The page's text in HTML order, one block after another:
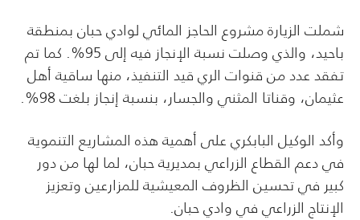
شملت الزيارة مشروع الحاجز المائي لوادي حبان بمنطقة
باحيد، والذي وصلت نسبة الإنجاز فيه إلى 95%. كما تم
تفقد عدد من قنوات الري قيد التنفيذ، منها ساقية أهل
عثيمان، وقناتا المثني والجسار، بنسبة إنجاز بلغت 98%.
وأكد الوكيل البابكري على أهمية هذه المشاريع التنموية
في دعم القطاع الزراعي بمديرية حبان، لما لها من دور
كبير في تحسين الظروف المعيشية للمزارعين وتعزيز
الإنتاج الزراعي في وادي حبان.